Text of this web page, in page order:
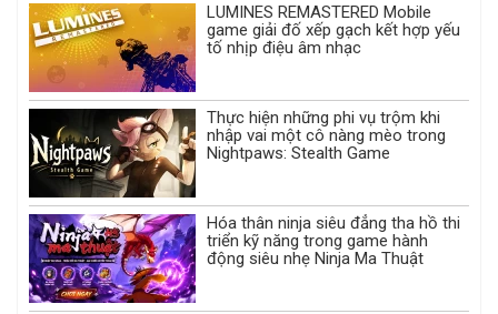
LUMINES REMASTERED Mobile
game giải đố xếp gạch kết hợp yếu
tố nhịp điệu âm nhạc
Thực hiện những phi vụ trộm khi
nhập vai một cô nàng mèo trong
Nightpaws: Stealth Game
Hóa thân ninja siêu đẳng tha hồ thi
triển kỹ năng trong game hành
động siêu nhẹ Ninja Ma Thuật